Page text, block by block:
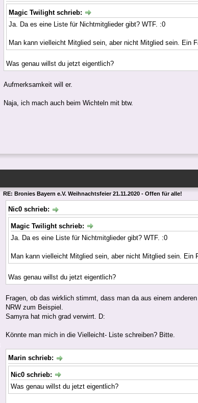
Magic Twilight schrieb:
Ja. Da es eine Liste für Nichtmitglieder gibt? WTF. :0
Man kann vielleicht Mitglied sein, aber nicht Mitglied sein. Ein
Was genau willst du jetzt eigentlich?
Aufmerksamkeit will er.
Naja, ich mach auch beim Wichteln mit btw.
RE: Bronies Bayern e.V. Weihnachtsfeier 21.11.2020 - Offen für alle!
Nic0 schrieb:
Magic Twilight schrieb:
Ja. Da es eine Liste für Nichtmitglieder gibt? WTF. :0
Man kann vielleicht Mitglied sein, aber nicht Mitglied sein. Ein
Was genau willst du jetzt eigentlich?
Fragen, ob das wirklich stimmt, dass man da aus einem
NRW zum Beispiel.
Samyra hat mich grad verwirrt. D:
Könnte man mich in die Vielleicht- Liste schreiben? Bitte.
Marin schrieb:
Nic0 schrieb:
Was genau willst du jetzt eigentlich?